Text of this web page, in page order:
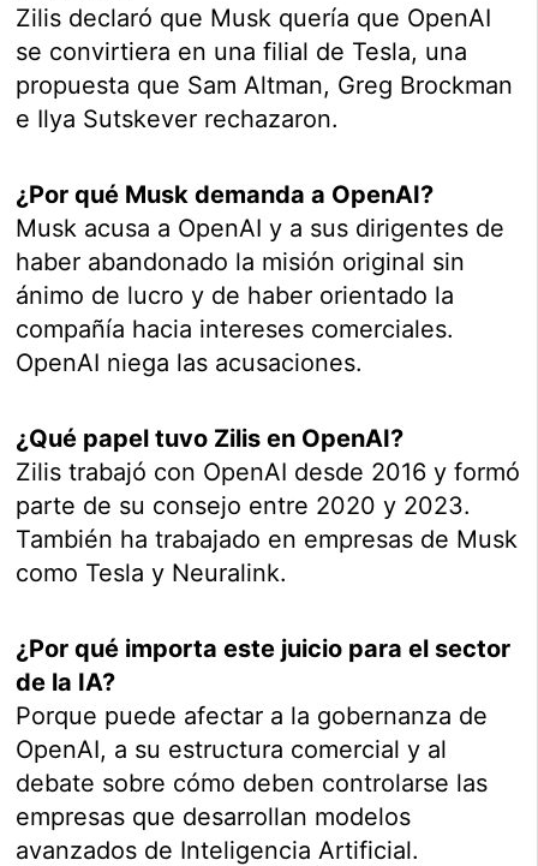
Zilis declaró que Musk quería que OpenAI
se convirtiera en una filial de Tesla, una
propuesta que Sam Altman, Greg Brockman
e Ilya Sutskever rechazaron.
¿Por qué Musk demanda a OpenAI?
Musk acusa a OpenAI y a sus dirigentes de
haber abandonado la misión original sin
ánimo de lucro y de haber orientado la
compañía hacia intereses comerciales.
OpenAI niega las acusaciones.
¿Qué papel tuvo Zilis en OpenAI?
Zilis trabajó con OpenAI desde 2016 y formó
parte de su consejo entre 2020 y 2023.
También ha trabajado en empresas de Musk
como Tesla y Neuralink.
¿Por qué importa este juicio para el sector
de la IA?
Porque puede afectar a la gobernanza de
OpenAI, a su estructura comercial y al
debate sobre cómo deben controlarse las
empresas que desarrollan modelos
avanzados de Inteligencia Artificial.